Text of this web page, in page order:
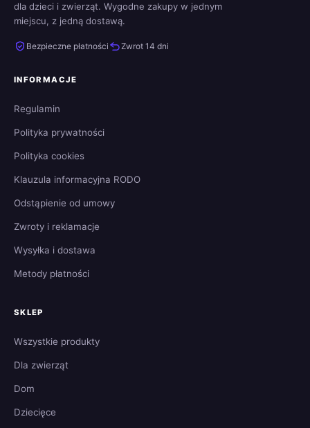
dla dzieci i zwierząt. Wygodne zakupy w jednym
miejscu, z jedną dostawą.
Bezpieczne płatności Zwrot 14 dni
INFORMACJE
Regulamin
Polityka prywatności
Polityka cookies
Klauzula informacyjna RODO
Odstąpienie od umowy
Zwroty i reklamacje
Wysyłka i dostawa
Metody płatności
SKLEP
Wszystkie produkty
Dla zwierząt
Dom
Dziecięce